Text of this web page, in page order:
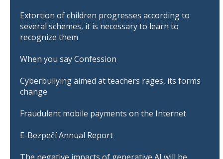
Extortion of children progresses according to
several schemes, it is necessary to learn to
recognize them
When you say Confession
Cyberbullying aimed at teachers rages, its forms
change
Fraudulent mobile payments on the Internet
E-Bezpečí Annual Report